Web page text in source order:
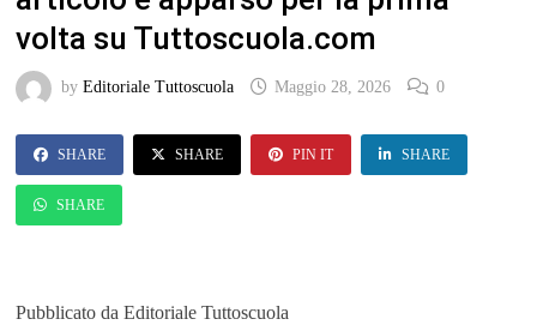
volta su Tuttoscuola.com
by Editoriale Tuttoscuola Maggio 28, 2026 0
SHARE SHARE PIN IT SHARE
SHARE
Pubblicato da Editoriale Tuttoscuola